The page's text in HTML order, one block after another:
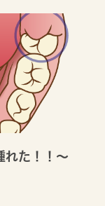
れた！！～